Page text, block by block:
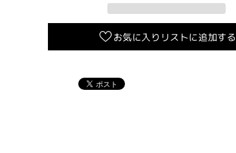
バ
【シ
バ
ー
【シ
ナ
お気に入りリストに追加する